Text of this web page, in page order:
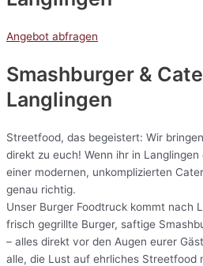
Angebot abfragen
Smashburger &
Langlingen
Streetfood, das begeistert: Wir
direkt zu euch! Wenn ihr in
einer modernen, unkomplizierten
genau richtig.
Unser Burger Foodtruck kommt nach
frisch gegrillte Burger, saftige
– alles direkt vor den Augen eurer
alle, die Lust auf ehrliches Streetfood